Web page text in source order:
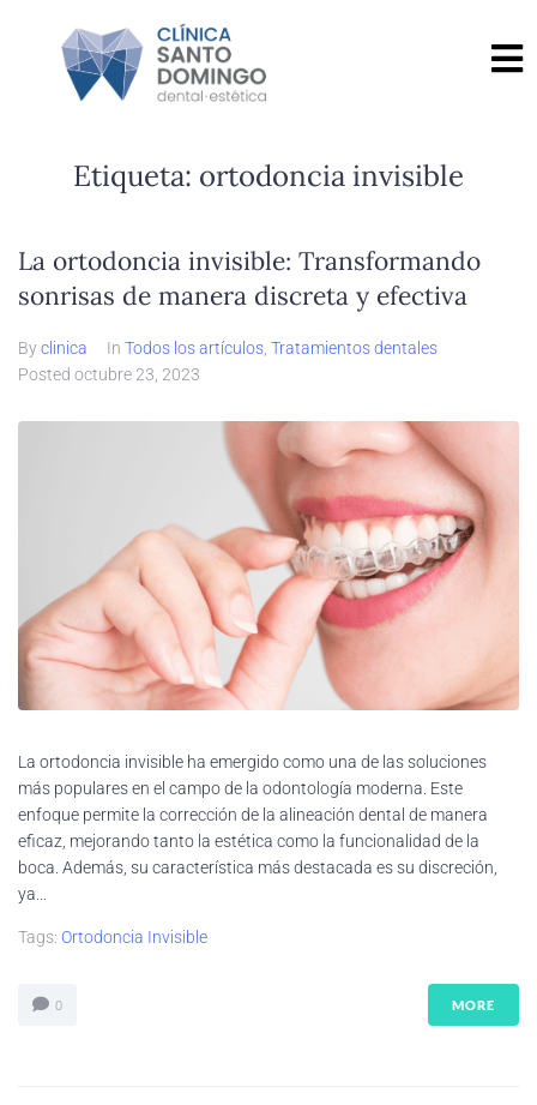
Etiqueta: ortodoncia invisible
La ortodoncia invisible: Transformando
sonrisas de manera discreta y efectiva
Byclinica In Todos los artículos Tratamientos dentales
Posted octubre 23, 2023
La ortodoncia invisible ha emergido como una de las soluciones
más populares en el campo de la odontología moderna. Este
enfoque permite la corrección de la alineación dental de manera
eficaz, mejorando tanto la estética como la funcionalidad de la
boca. Además, su característica más destacada es su discreción,
ya...
Tags: Ortodoncia Invisible
0 MORE